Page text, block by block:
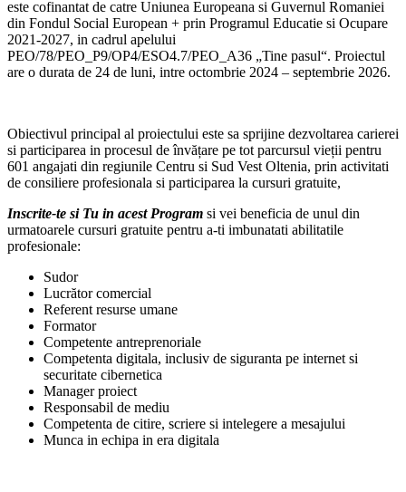
este cofinantat de catre Uniunea Europeana si Guvernul Romaniei
din Fondul Social European + prin Programul Educatie si Ocupare
2021-2027, in cadrul apelului
PEO/78/PEO_P9/OP4/ESO4.7/PEO_A36 „Tine pasul“. Proiectul
are o durata de 24 de luni, intre octombrie 2024 – septembrie 2026.
Obiectivul principal al proiectului este sa sprijine dezvoltarea carierei
si participarea in procesul de învățare pe tot parcursul vieții pentru
601 angajati din regiunile Centru si Sud Vest Oltenia, prin activitati
de consiliere profesionala si participarea la cursuri gratuite,
Inscrite-te si Tu in acest Program si vei beneficia de unul din
urmatoarele cursuri gratuite pentru a-ti imbunatati abilitatile
profesionale:
Sudor
Lucrător comercial
Referent resurse umane
Formator
Competente antreprenoriale
Competenta digitala, inclusiv de siguranta pe internet si
securitate cibernetica
Manager proiect
Responsabil de mediu
Competenta de citire, scriere si intelegere a mesajului
Munca in echipa in era digitala